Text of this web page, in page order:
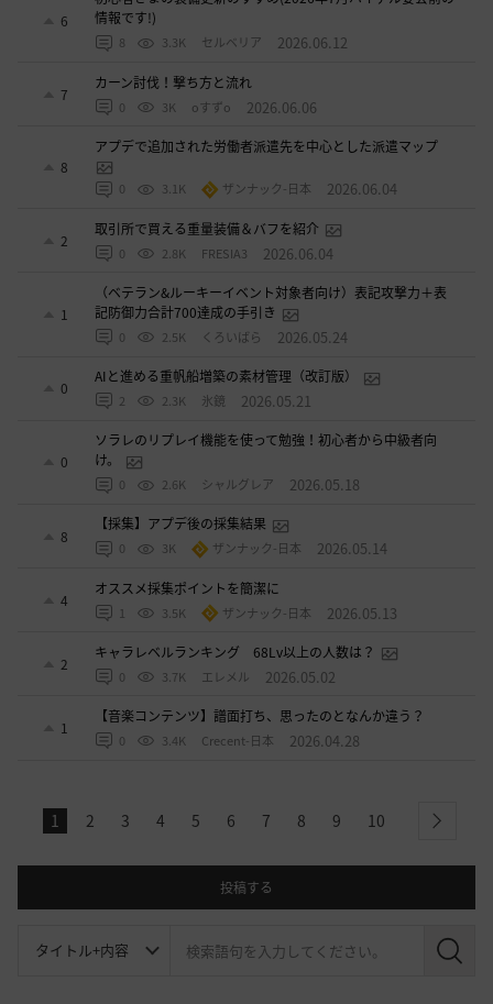
6
情報です!)
8 3.3K セルベリア 2026.06.12
7
カーン討伐！撃ち方と流れ
0 3K oすずo 2026.06.06
8
アプデで追加された労働者派遣先を中心とした派遣マップ
0 3.1K ザンナック-日本 2026.06.04
2
取引所で買える重量装備＆バフを紹介
0 2.8K FRESIA3 2026.06.04
1
（ベテラン&ルーキーイベント対象者向け）表記攻撃力＋表
記防御力合計700達成の手引き
0 2.5K くろいばら 2026.05.24
0
AIと進める重帆船増築の素材管理（改訂版）
2 2.3K 氷鏡 2026.05.21
0
ソラレのリプレイ機能を使って勉強！初心者から中級者向
け。
0 2.6K シャルグレア 2026.05.18
8
【採集】アプデ後の採集結果
0 3K ザンナック-日本 2026.05.14
4
オススメ採集ポイントを簡潔に
1 3.5K ザンナック-日本 2026.05.13
2
キャラレベルランキング 68Lv以上の人数は？
0 3.7K エレメル 2026.05.02
1
【音楽コンテンツ】譜面打ち、思ったのとなんか違う？
0 3.4K Crecent-日本 2026.04.28
1 2 3 4 5 6 7 8 9 10 next
投稿する
検